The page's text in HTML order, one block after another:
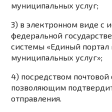
муниципальных услуг;
3) в электронном виде с
федеральной
системы «Единый портал
муниципальных услуг»;
4) посредством почтовой
позволяющим
отправления.